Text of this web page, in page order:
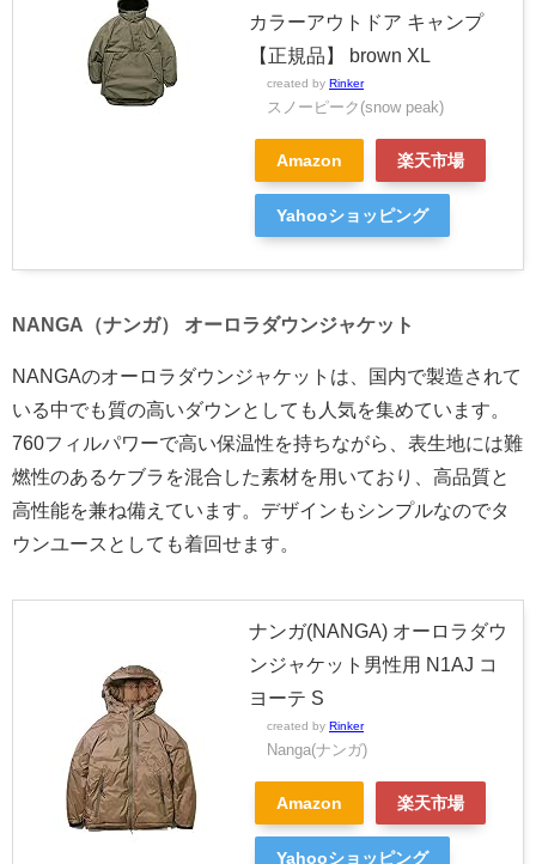
カラーアウトドア キャンプ
【正規品】 brown XL
created by Rinker
スノーピーク(snow peak)
Amazon 楽天市場
Yahooショッピング
NANGA（ナンガ） オーロラダウンジャケット
NANGAのオーロラダウンジャケットは、国内で製造されて
いる中でも質の高いダウンとしても人気を集めています。
760フィルパワーで高い保温性を持ちながら、表生地には難
燃性のあるケブラを混合した素材を用いており、高品質と
高性能を兼ね備えています。デザインもシンプルなのでタ
ウンユースとしても着回せます。
ナンガ(NANGA) オーロラダウ
ンジャケット男性用 N1AJ コ
ヨーテ S
created by Rinker
Nanga(ナンガ)
Amazon 楽天市場
Yahooショッピング